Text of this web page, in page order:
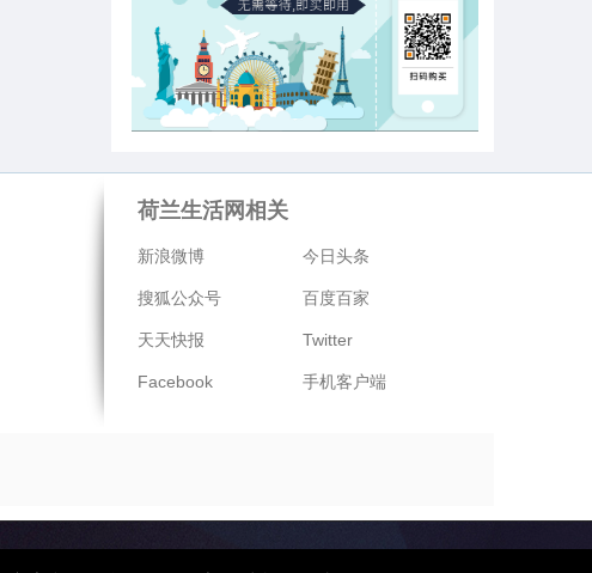
荷兰生活网相关
新浪微博 今日头条
搜狐公众号 百度百家
天天快报 Twitter
Facebook 手机客户端